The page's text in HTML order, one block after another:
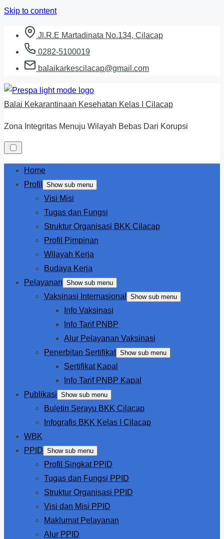
Skip to content
Jl.R.E Martadinata No.134, Cilacap
0282-5100019
balaikarkescilacap@gmail.com
Balai Kekarantinaan Kesehatan Kelas I Cilacap
Zona Integritas Menuju Wilayah Bebas Dari Korupsi
Home
Profil
Show sub menu
Visi Misi
Tugas dan Fungsi
Struktur Organisasi BKK Cilacap
Profil Pimpinan
Wilayah Kerja
Budaya Kerja
Pelayanan Show sub menu
Vaksinasi Internasional Show sub menu
Info Vaksinasi
Info Tarif PNBP
Alur Pelayanan Vaksinasi
Penerbitan Sertifikat Show sub menu
Sertifikat Kapal
Info Tarif PNBP Kapal
Publikasi Show sub menu
Buletin Serayu BKK Cilacap
Infografis BKK Kelas I Cilacap
WBK
PPID Show sub menu
Profil Singkat PPID
Tugas dan Fungsi PPID
Struktur Organisasi PPID
Visi dan Misi PPID
Maklumat Pelayanan
Alur PPID